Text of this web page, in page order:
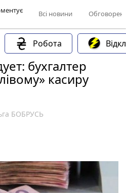
Всі новини
Робота
бухгалтер
касиру
БОБРУСЬ